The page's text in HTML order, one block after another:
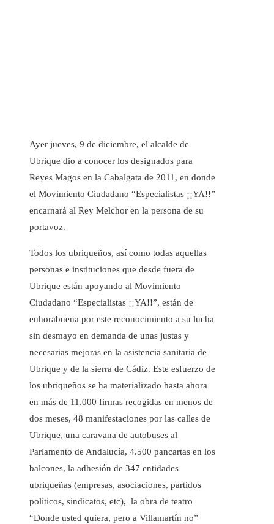
Ayer jueves, 9 de diciembre, el alcalde de
Ubrique dio a conocer los designados para
Reyes Magos en la Cabalgata de 2011, en donde
el Movimiento Ciudadano “Especialistas ¡¡YA!!”
encarnará al Rey Melchor en la persona de su
portavoz.
Todos los ubriqueños, así como todas aquellas
personas e instituciones que desde fuera de
Ubrique están apoyando al Movimiento
Ciudadano “Especialistas ¡¡YA!!”, están de
enhorabuena por este reconocimiento a su lucha
sin desmayo en demanda de unas justas y
necesarias mejoras en la asistencia sanitaria de
Ubrique y de la sierra de Cádiz. Este esfuerzo de
los ubriqueños se ha materializado hasta ahora
en más de 11.000 firmas recogidas en menos de
dos meses, 48 manifestaciones por las calles de
Ubrique, una caravana de autobuses al
Parlamento de Andalucía, 4.500 pancartas en los
balcones, la adhesión de 347 entidades
ubriqueñas (empresas, asociaciones, partidos
políticos, sindicatos, etc), la obra de teatro
“Donde usted quiera, pero a Villamartín no”